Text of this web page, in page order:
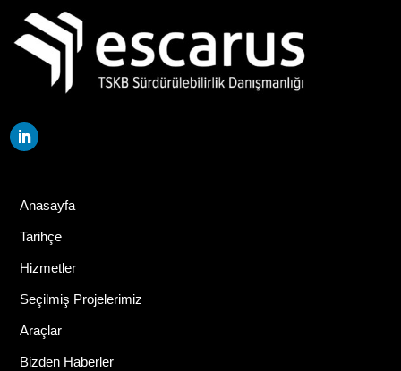
Anasayfa
Tarihçe
Hizmetler
Seçilmiş Projelerimiz
Araçlar
Bizden Haberler